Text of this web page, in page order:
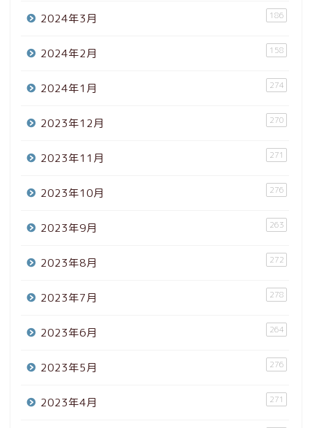
2024年3月 186
2024年2月 158
2024年1月 274
2023年12月 270
2023年11月 271
2023年10月 276
2023年9月 263
2023年8月 272
2023年7月 278
2023年6月 264
2023年5月 276
2023年4月 271